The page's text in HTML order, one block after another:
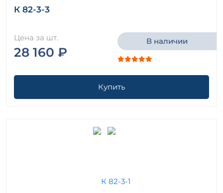
К 82-3-3
Цена за шт.
28 160 ₽
В наличии
Купить